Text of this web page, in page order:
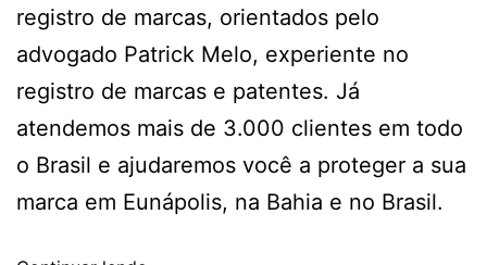
registro de marcas, orientados pelo
advogado Patrick Melo, experiente no
registro de marcas e patentes. Já
atendemos mais de 3.000 clientes em todo
o Brasil e ajudaremos você a proteger a sua
marca em Eunápolis, na Bahia e no Brasil.